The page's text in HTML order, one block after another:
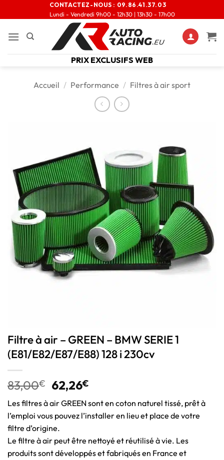
CONTACTEZ-NOUS : 09.86.41.37.03
Lundi - Vendredi 9h00 - 12h30 | 13h30 - 17h00
PRIX EXCLUSIFS WEB
Accueil / Performance / Filtres à air sport
Filtre à air – GREEN – BMW SERIE 1
(E81/E82/E87/E88) 128 i 230cv
83,00€ 62,26€
Les filtres à air GREEN sont en coton naturel tissé, prêt à
l’emploi vous pouvez l’installer en lieu et place de votre
filtre d’origine.
Le filtre à air peut être nettoyé et réutilisé à vie. Les
produits sont développés et fabriqués en France et